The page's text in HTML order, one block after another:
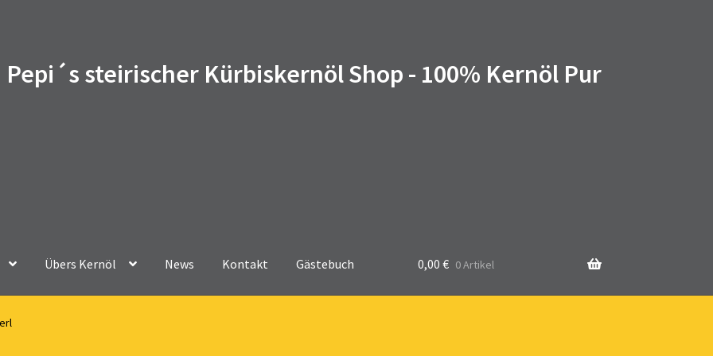
Pepi´s steirischer Kürbiskernöl Shop - 100% Kernöl Pur
Übers Kernöl News Kontakt Gästebuch 0,00 € 0 Artikel